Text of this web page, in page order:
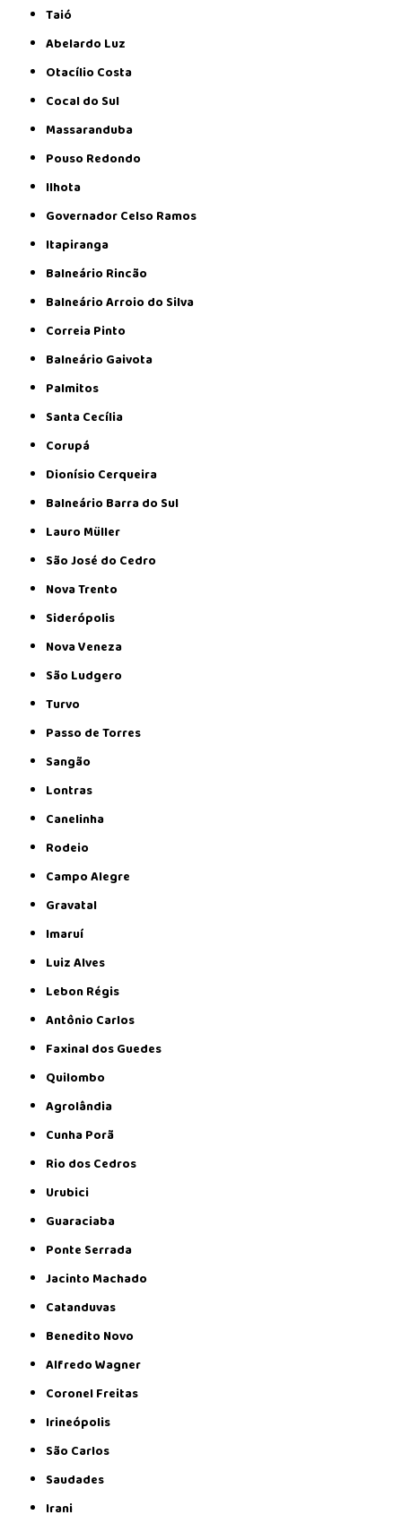
Taió
Abelardo Luz
Otacílio Costa
Cocal do Sul
Massaranduba
Pouso Redondo
Ilhota
Governador Celso Ramos
Itapiranga
Balneário Rincão
Balneário Arroio do Silva
Correia Pinto
Balneário Gaivota
Palmitos
Santa Cecília
Corupá
Dionísio Cerqueira
Balneário Barra do Sul
Lauro Müller
São José do Cedro
Nova Trento
Siderópolis
Nova Veneza
São Ludgero
Turvo
Passo de Torres
Sangão
Lontras
Canelinha
Rodeio
Campo Alegre
Gravatal
Imaruí
Luiz Alves
Lebon Régis
Antônio Carlos
Faxinal dos Guedes
Quilombo
Agrolândia
Cunha Porã
Rio dos Cedros
Urubici
Guaraciaba
Ponte Serrada
Jacinto Machado
Catanduvas
Benedito Novo
Alfredo Wagner
Coronel Freitas
Irineópolis
São Carlos
Saudades
Irani